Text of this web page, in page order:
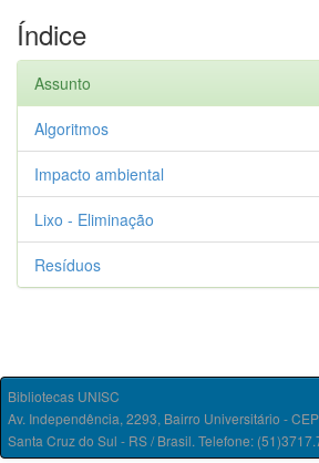
Índice
Assunto
Algoritmos
Impacto ambiental
Lixo - Eliminação
Resíduos
Bibliotecas UNISC
Av. Independência, 2293, Bairro Universitário -
Santa Cruz do Sul - RS / Brasil. Telefone: